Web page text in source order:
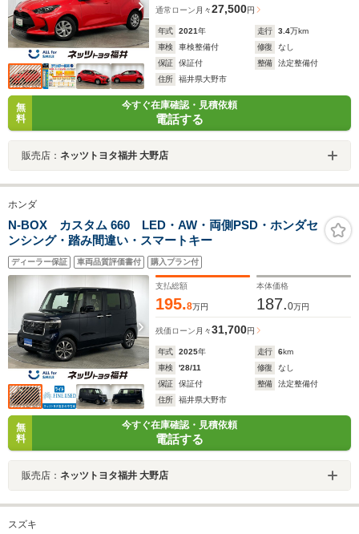
通常ローン 月々27,500円
年式 2021年 走行 3.4万km
車検
車検整備付 修復
なし
保証
保証付 整備
法定整備付
住所
福井県大野市
無
料
今すぐ在庫確認・見積依頼
電話する
販売店： ネッツトヨタ福井 大野店
ホンダ
N-BOX カスタム 660 LED・AW・両側PSD・ホンダセ
ンシング・踏み間違い・スマートキー
ディーラー保証 車両品質評価書付 購入プラン付
支払総額
195.8万円
本体価格
187.0万円
残価ローン 月々31,700円
年式 2025年 走行 6km
車検
'28/11 修復
なし
保証
保証付 整備
法定整備付
住所
福井県大野市
無
料
今すぐ在庫確認・見積依頼
電話する
販売店： ネッツトヨタ福井 大野店
スズキ